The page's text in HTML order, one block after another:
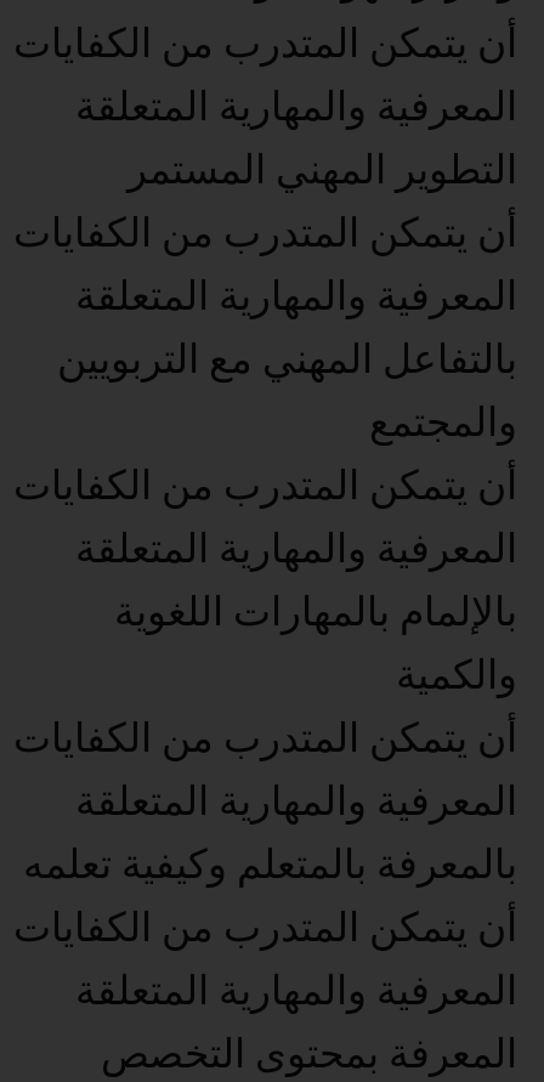
أن يتمكن المتدرب من الكفايات
المعرفية والمهارية المتعلقة
التطوير المهني المستمر
أن يتمكن المتدرب من الكفايات
المعرفية والمهارية المتعلقة
بالتفاعل المهني مع التربويين
والمجتمع
أن يتمكن المتدرب من الكفايات
المعرفية والمهارية المتعلقة
بالإلمام بالمهارات اللغوية
والكمية
أن يتمكن المتدرب من الكفايات
المعرفية والمهارية المتعلقة
بالمعرفة بالمتعلم وكيفية تعلمه
أن يتمكن المتدرب من الكفايات
المعرفية والمهارية المتعلقة
المعرفة بمحتوى التخصص